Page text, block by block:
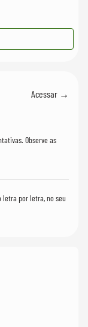
Acessar →
Observe as
por letra, no seu